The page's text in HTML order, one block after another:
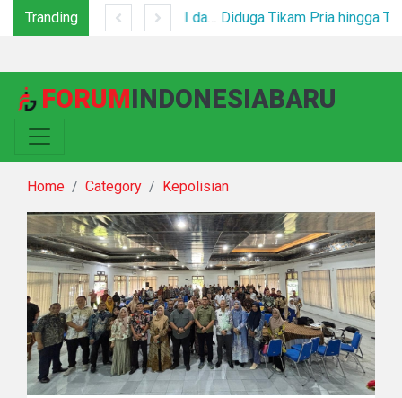
Tranding *Polsek Binjai Gandeng TNI dan Kepala Desa Grebek Sarang Narkoba*
FORUMINDONESIABARU
Home Category Kepolisian